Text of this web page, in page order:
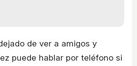
de ver a amigos y
puede hablar por teléfono si